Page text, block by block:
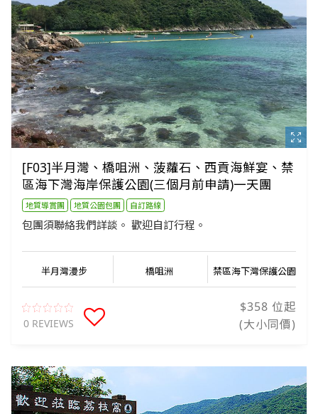
[F03]半月灣、橋咀洲、菠蘿石、西貢海鮮宴、禁
區海下灣海岸保護公園(三個月前申請)一天團
地質導賞團 地質公園包團 自訂路線
包團須聯絡我們詳談。 歡迎自訂行程。
半月灣漫步 橋咀洲 禁區海下灣保護公園
0 REVIEWS
$358 位起
(大小同價)